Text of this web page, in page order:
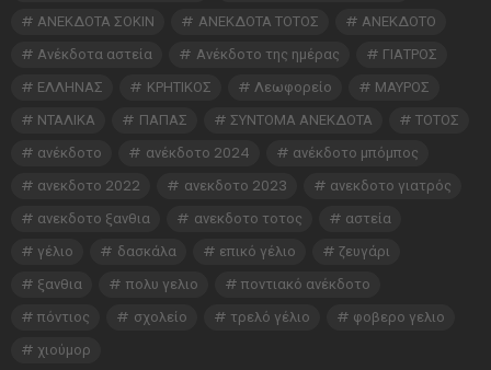
ΑΝΕΚΔΟΤΑ ΣΟΚΙΝ
ΑΝΕΚΔΟΤΑ ΤΟΤΟΣ
ΑΝΕΚΔΟΤΟ
Ανέκδοτα αστεία
Ανέκδοτο της ημέρας
ΓΙΑΤΡΟΣ
ΕΛΛΗΝΑΣ
ΚΡΗΤΙΚΟΣ Λεωφορείο
ΜΑΥΡΟΣ
ΝΤΑΛΙΚΑ
ΠΑΠΑΣ ΣΥΝΤΟΜΑ ΑΝΕΚΔΟΤΑ
ΤΟΤΟΣ
ανέκδοτο
ανέκδοτο 2024
ανέκδοτο μπόμπος
ανεκδοτο 2022
ανεκδοτο 2023
ανεκδοτο γιατρός
ανεκδοτο ξανθια
ανεκδοτο τοτος
αστεία
γέλιο
δασκάλα επικό γέλιο
ζευγάρι
ξανθια
πολυ γελιο
ποντιακό ανέκδοτο
πόντιος
σχολείο τρελό γέλιο
φοβερο γελιο
χιούμορ